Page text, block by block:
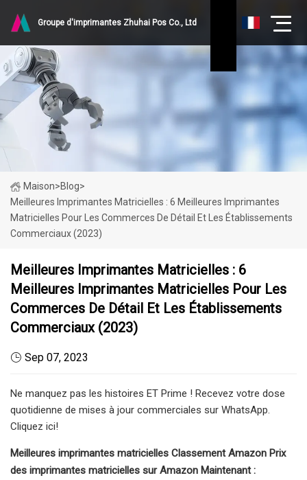
Groupe d'imprimantes Zhuhai Pos Co., Ltd
Maison>Blog>
Meilleures Imprimantes Matricielles : 6 Meilleures Imprimantes
Matricielles Pour Les Commerces De Détail Et Les Établissements
Commerciaux (2023)
Meilleures Imprimantes Matricielles : 6
Meilleures Imprimantes Matricielles Pour Les
Commerces De Détail Et Les Établissements
Commerciaux (2023)
Sep 07, 2023
Ne manquez pas les histoires ET Prime ! Recevez votre dose
quotidienne de mises à jour commerciales sur WhatsApp.
Cliquez ici!
Meilleures imprimantes matricielles Classement Amazon Prix
des imprimantes matricielles sur Amazon Maintenant :